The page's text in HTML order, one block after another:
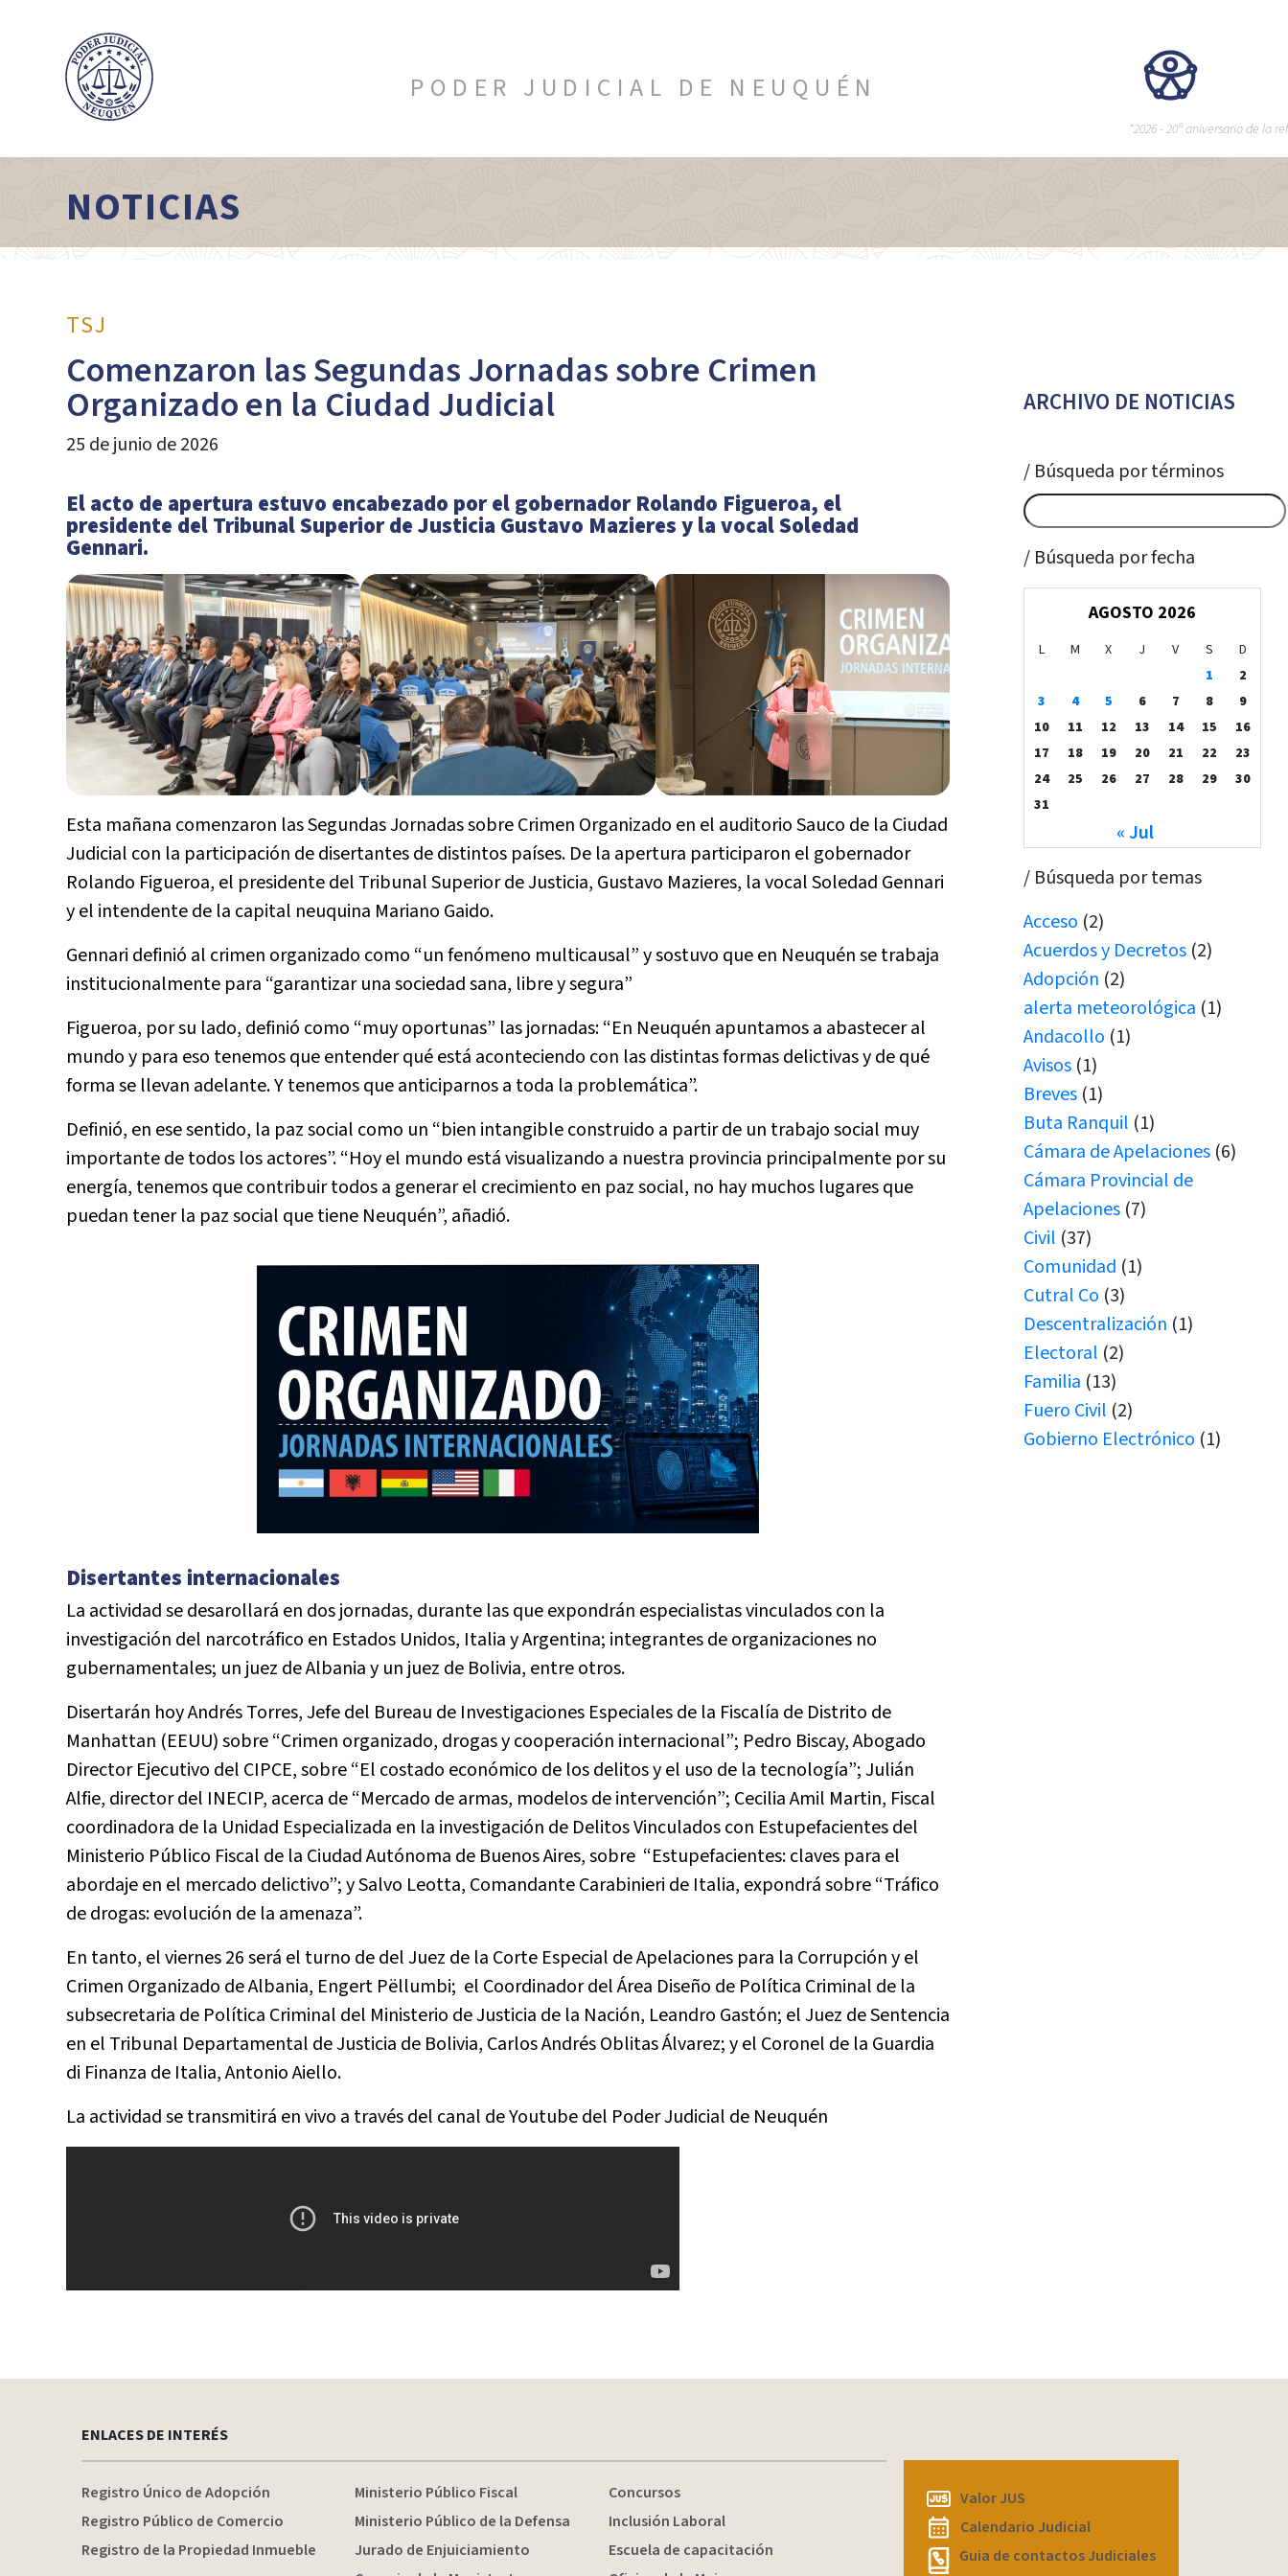
PODER JUDICIAL DE NEUQUÉN
“2026 - 20º aniversario de la
NOTICIAS
TSJ
Comenzaron las Segundas Jornadas sobre Crimen
Organizado en la Ciudad Judicial
25 de junio de 2026
El acto de apertura estuvo encabezado por el gobernador Rolando Figueroa, el
presidente del Tribunal Superior de Justicia Gustavo Mazieres y la vocal Soledad
Gennari.
Esta mañana comenzaron las Segundas Jornadas sobre Crimen Organizado en el auditorio Sauco de la Ciudad
Judicial con la participación de disertantes de distintos países. De la apertura participaron el gobernador
Rolando Figueroa, el presidente del Tribunal Superior de Justicia, Gustavo Mazieres, la vocal Soledad Gennari
y el intendente de la capital neuquina Mariano Gaido.
Gennari definió al crimen organizado como “un fenómeno multicausal” y sostuvo que en Neuquén se trabaja
institucionalmente para “garantizar una sociedad sana, libre y segura”
Figueroa, por su lado, definió como “muy oportunas” las jornadas: “En Neuquén apuntamos a abastecer al
mundo y para eso tenemos que entender qué está aconteciendo con las distintas formas delictivas y de qué
forma se llevan adelante. Y tenemos que anticiparnos a toda la problemática”.
Definió, en ese sentido, la paz social como un “bien intangible construido a partir de un trabajo social muy
importante de todos los actores”. “Hoy el mundo está visualizando a nuestra provincia principalmente por su
energía, tenemos que contribuir todos a generar el crecimiento en paz social, no hay muchos lugares que
puedan tener la paz social que tiene Neuquén”, añadió.
Disertantes internacionales
La actividad se desarollará en dos jornadas, durante las que expondrán especialistas vinculados con la
investigación del narcotráfico en Estados Unidos, Italia y Argentina; integrantes de organizaciones no
gubernamentales; un juez de Albania y un juez de Bolivia, entre otros.
Disertarán hoy Andrés Torres, Jefe del Bureau de Investigaciones Especiales de la Fiscalía de Distrito de
Manhattan (EEUU) sobre “Crimen organizado, drogas y cooperación internacional”; Pedro Biscay, Abogado
Director Ejecutivo del CIPCE, sobre “El costado económico de los delitos y el uso de la tecnología”; Julián
Alfie, director del INECIP, acerca de “Mercado de armas, modelos de intervención”; Cecilia Amil Martin, Fiscal
coordinadora de la Unidad Especializada en la investigación de Delitos Vinculados con Estupefacientes del
Ministerio Público Fiscal de la Ciudad Autónoma de Buenos Aires, sobre “Estupefacientes: claves para el
abordaje en el mercado delictivo”; y Salvo Leotta, Comandante Carabinieri de Italia, expondrá sobre “Tráfico
de drogas: evolución de la amenaza”.
En tanto, el viernes 26 será el turno de del Juez de la Corte Especial de Apelaciones para la Corrupción y el
Crimen Organizado de Albania, Engert Pëllumbi; el Coordinador del Área Diseño de Política Criminal de la
subsecretaria de Política Criminal del Ministerio de Justicia de la Nación, Leandro Gastón; el Juez de Sentencia
en el Tribunal Departamental de Justicia de Bolivia, Carlos Andrés Oblitas Álvarez; y el Coronel de la Guardia
di Finanza de Italia, Antonio Aiello.
La actividad se transmitirá en vivo a través del canal de Youtube del Poder Judicial de Neuquén
ARCHIVO DE NOTICIAS
/ Búsqueda por términos
/ Búsqueda por fecha
AGOSTO 2026
L M X J V S
D
1
2
3
4 5 6 7 8
9
10
11 12 13 14 15
16
17
18 19 20 21 22
23
24
25 26 27 28 29
30
31
« Jul
/ Búsqueda por temas
Acceso (2)
Acuerdos y Decretos (2)
Adopción (2)
alerta meteorológica (1)
Andacollo (1)
Avisos (1)
Breves (1)
Buta Ranquil (1)
Cámara de Apelaciones (6)
Cámara Provincial de
Apelaciones (7)
Civil (37)
Comunidad (1)
Cutral Co (3)
Descentralización (1)
Electoral (2)
Familia (13)
Fuero Civil (2)
Gobierno Electrónico (1)
ENLACES DE INTERÉS
Registro Único de Adopción
Registro Público de Comercio
Registro de la Propiedad Inmueble
Ministerio Público Fiscal
Ministerio Público de la Defensa
Jurado de Enjuiciamiento
Concursos
Inclusión Laboral
Escuela de capacitación
Valor JUS
Calendario Judicial
Guia de contactos Judiciales